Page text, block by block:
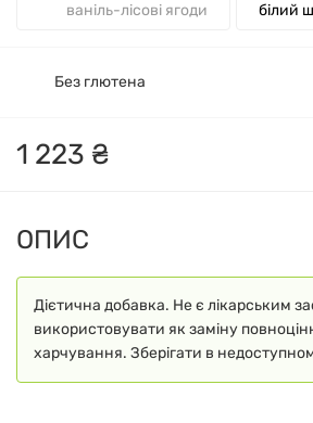
ваніль-лісові ягоди білий
1 223 ₴
Без глютена
ОПИС
Дієтична добавка. Не є лікарським
використовувати як заміну
харчування. Зберігати в